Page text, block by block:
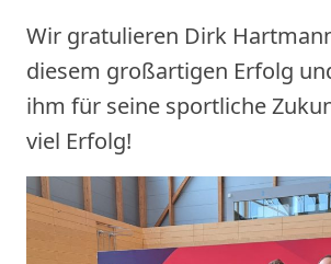
Wir gratulieren Dirk
diesem großartigen Erfolg
ihm für seine sportliche
viel Erfolg!